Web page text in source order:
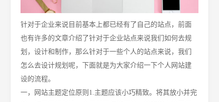
针对于企业来说目前基本上都已经有了自己的站点，前面
也有许多的文章介绍了针对于企业站点来说我们如何去规
划，设计和制作，那么针对于一些个人的站点来说，我们
怎么去设计规划呢，下面就是为大家介绍一下个人网站建
设的流程。
一，网站主题定位原则 1.主题应该小巧精致。将其放小并完